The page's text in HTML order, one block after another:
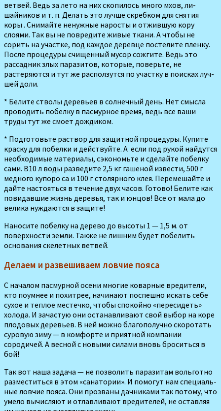
ветвей. Ведь за лето на них скопилось много мхов, ли­
шайников и т. п. Делать это лучше скребком для сня­тия
коры . Снимайте ненужные на­росты и отжившую кору
слоями. Так вы не повре­дите живые ткани. А чтобы не
сорить на участке, под каждое деревце постели­те пленку.
После процеду­ры счищенный мусор со­жгите. Ведь это
рассадник злых паразитов, которые, поверьте, не
растеряют­ся и тут же расползутся по участку в поисках луч­
шей доли.
* Белите стволы деревьев в солнечный день. Нет смысла
проводить побелку в пас­мурное время, ведь все ваши
труды тут же смоет дождиком.
* Подготовьте раствор для защитной процедуры. Ку­пите
краску для побелки и действуйте. А если под рукой найдутся
необходимые мате­риалы, сэкономьте и сделайте побел­ку
сами. В10 л воды разведите 2,5 кг гашеной извести, 500 г
медного купоро са и 100 г столярного клея. Перемешайте и
дайте настояться в течение двух часов. Готово! Белите как
повидавшие жизнь деревья, так и юн­цов! Все от мала до
велика нуждаются в защите!
Наносите побелку на дерево до высоты 1 — 1,5 м. от
поверхности земли. Также не лишним будет побелить
основания скелетных ветвей.
Делаем и развешиваем ловчие пояса
С началом пасмурной осени многие коварные вредители,
кто поумнее и похитрее, начина­ют поспешно искать себе
сухое и теплое местечко, чтобы спокой­но «пересидеть»
холода. И зача­стую они останавливают свой вы­бор на коре
плодовых деревьев. В ней можно благополучно скоротать
суровую зиму — в комфорте и приятной компании
сородичей. А весной с новыми силами вновь броситься в
бой!
Так вот наша задача — не позволить паразитам вольготно
разместиться в этом «санато­рии». И помогут нам специаль­
ные ловчие пояса. Они прозваны дачниками так потому, что
умело вычисляют и отлавливают вреди­телей, не оставляя